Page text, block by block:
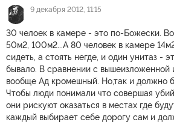
9 декабря 2012, 11:15
30 челоек в камере - это по-Божески.
50м2, 100м2...А 80 человек в камере
сидеть, а стоять негде, и один унитаз -
бывало. В сравнении с вышеизложенной
вообще Ад кромешный. Но,так и должно
Чтобы люди понимали что совершая
они рискуют оказаться в местах где
каждый выбирает себе дорогу сам и